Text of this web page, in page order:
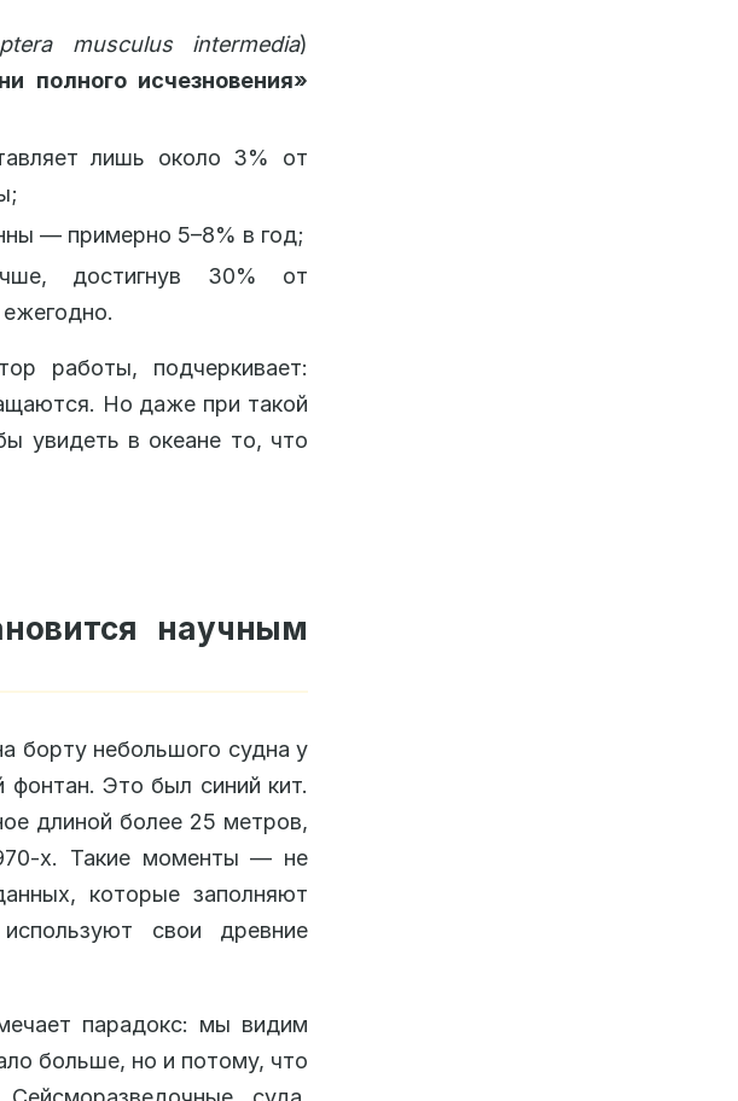
musculus intermedia)
полного исчезновения»
лишь около 3% от
— примерно 5–8% в год;
достигнув 30% от
работы, подчеркивает:
Но даже при такой
увидеть в океане то, что
научным
борту небольшого судна у
фонтан. Это был синий кит.
длиной более 25 метров,
х. Такие моменты — не
которые заполняют
свои древние
парадокс: мы видим
больше, но и потому, что